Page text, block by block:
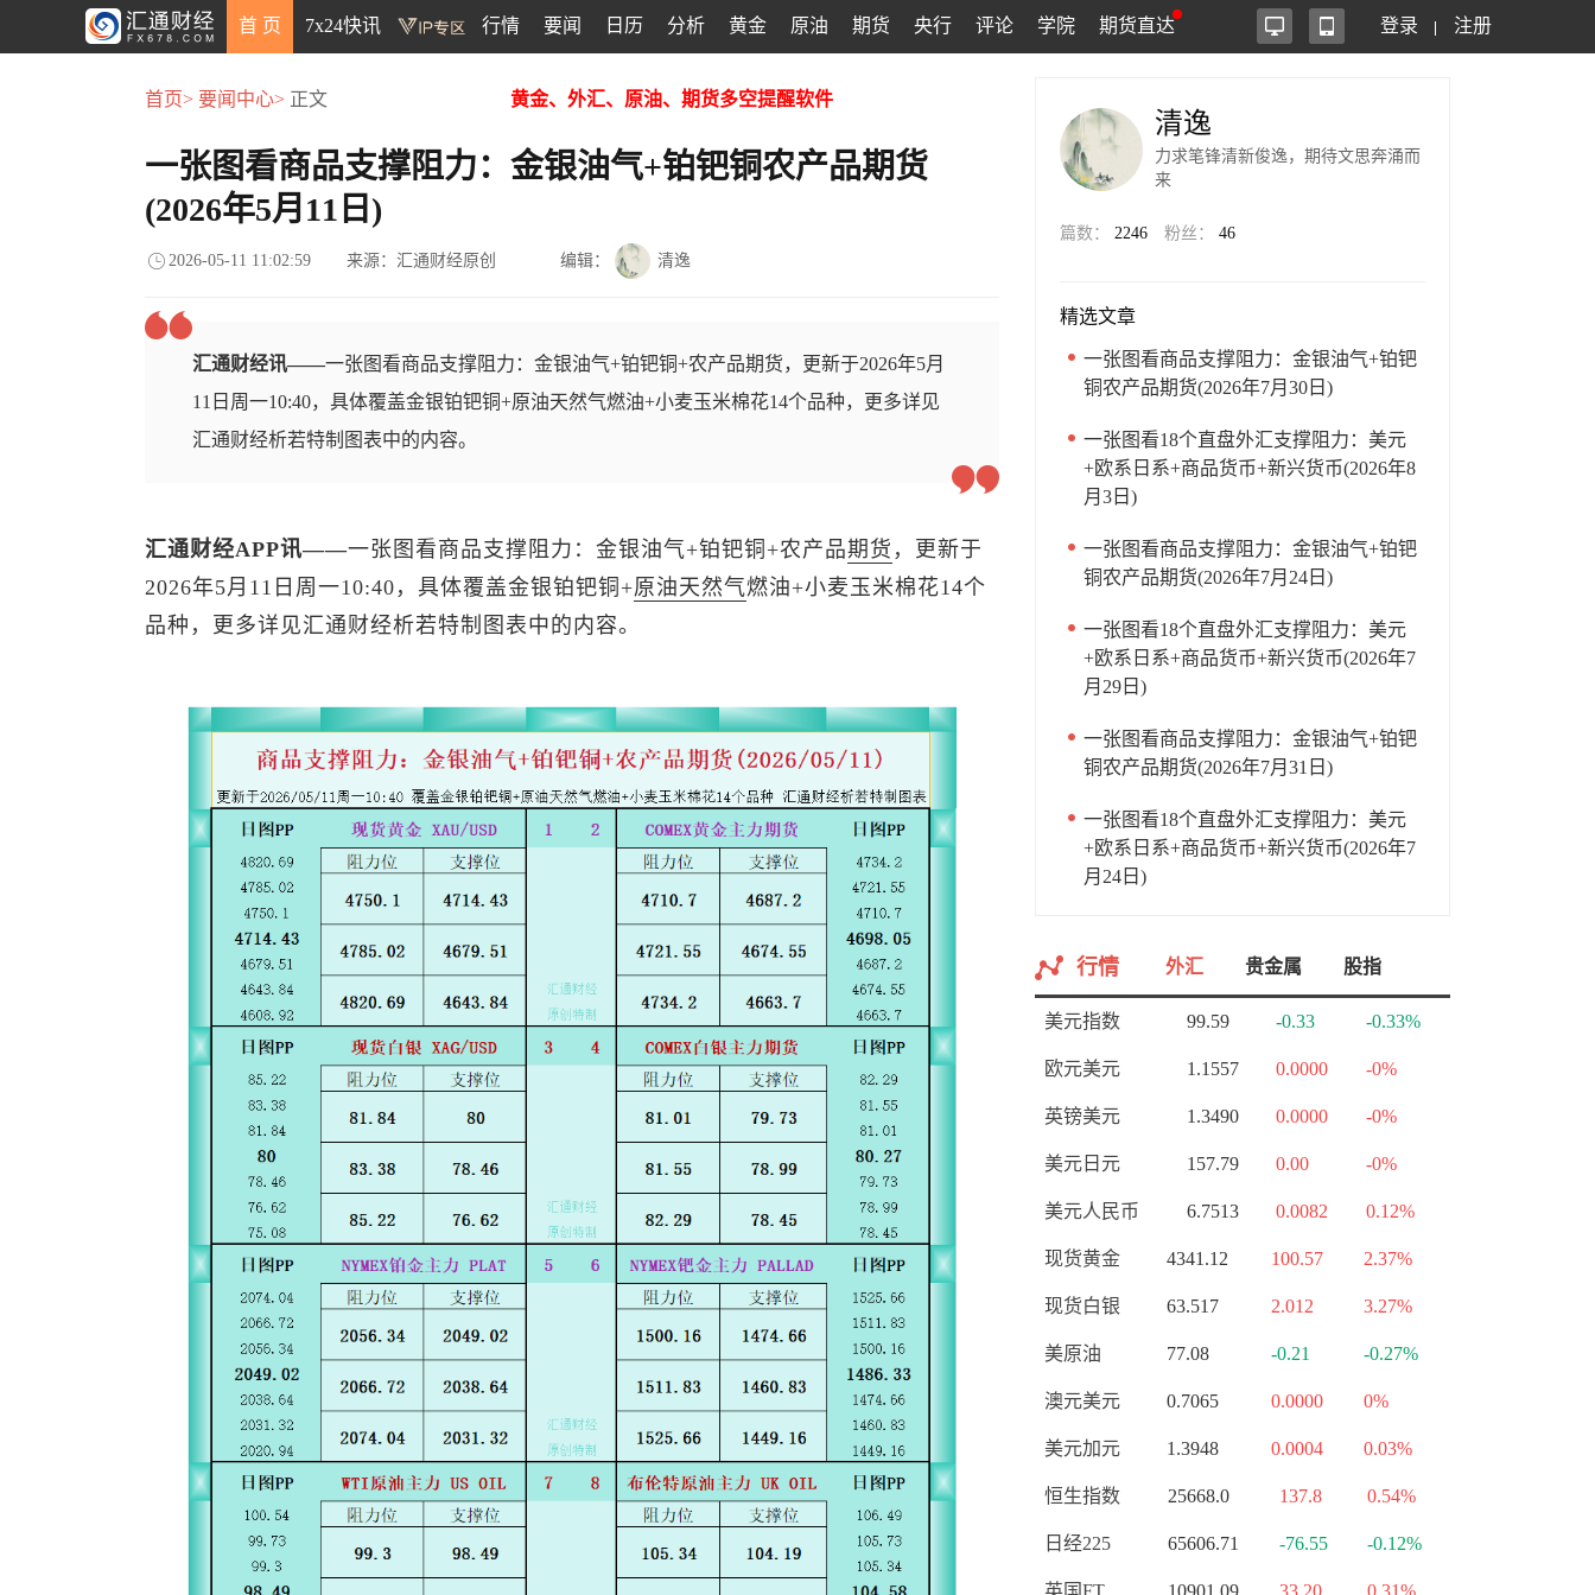
首 页 7x24快讯 行情 要闻 日历 分析 黄金 原油 期货 央行 评论 学院 期货直达 登录 注册
首页> 要闻中心> 正文 黄金、外汇、原油、期货多空提醒软件
一张图看商品支撑阻力：金银油气+铂钯铜农产品期货
(2026年5月11日)
2026-05-11 11:02:59 来源：汇通财经原创 编辑： 清逸
汇通财经讯——一张图看商品支撑阻力：金银油气+铂钯铜+农产品期货，更新于2026年5月
11日周一10:40，具体覆盖金银铂钯铜+原油天然气燃油+小麦玉米棉花14个品种，更多详见
汇通财经析若特制图表中的内容。
汇通财经APP讯——一张图看商品支撑阻力：金银油气+铂钯铜+农产品期货 ，更新于
2026年5月11日周一10:40，具体覆盖金银铂钯铜+原油天然气燃油+小麦玉米棉花14个
品种，更多详见汇通财经析若特制图表中的内容。
清逸
力求笔锋清新俊逸，期待文思奔涌而
来
篇数： 2246 粉丝： 46
精选文章
一张图看商品支撑阻力：金银油气+铂钯
铜农产品期货(2026年7月30日)
一张图看18个直盘外汇支撑阻力：美元
+欧系日系+商品货币+新兴货币(2026年8
月3日)
一张图看商品支撑阻力：金银油气+铂钯
铜农产品期货(2026年7月24日)
一张图看18个直盘外汇支撑阻力：美元
+欧系日系+商品货币+新兴货币(2026年7
月29日)
一张图看商品支撑阻力：金银油气+铂钯
铜农产品期货(2026年7月31日)
一张图看18个直盘外汇支撑阻力：美元
+欧系日系+商品货币+新兴货币(2026年7
月24日)
行情 外汇 贵金属 股指
美元指数 99.59 -0.33 -0.33%
欧元美元 1.1557 0.0000 -0%
英镑美元 1.3490 0.0000 -0%
美元日元 157.79 0.00 -0%
美元人民币 6.7513 0.0082 0.12%
现货黄金 4341.12 100.57 2.37%
现货白银 63.517 2.012 3.27%
美原油 77.08 -0.21 -0.27%
澳元美元 0.7065 0.0000 0%
美元加元 1.3948 0.0004 0.03%
恒生指数 25668.0 137.8 0.54%
日经225 65606.71 -76.55 -0.12%
英国FT 10901.09 33.20 0.31%